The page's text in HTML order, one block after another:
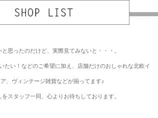
思ったのだけど、実際見てみないと・・・。
たい！などのご希望に加え、店舗だけのおしゃれな北欧イ
、ヴィンテージ雑貨などが揃ってます♪
をスタッフ一同、心よりお待ちしております。